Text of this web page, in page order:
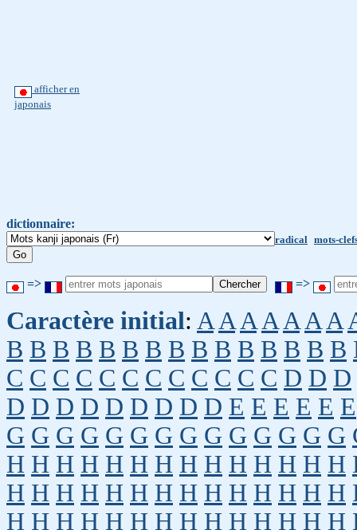
afficher en
japonais
dictionnaire:
radical mots-
=> =>
Caractère initial: A A A A A A A
B B B B B B B B B B B B B B B
C C C C C C C C C C C C D D D
D D D D D D D D D E E E E E E
G G G G G G G G G G G G G G
H H H H H H H H H H H H H H
H H H H H H H H H H H H H H
H H H H H H H H H H H H H H